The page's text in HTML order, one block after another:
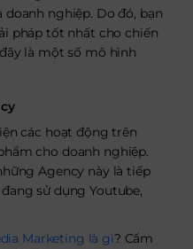
nghiệp. Do đó, bạn
pháp tốt nhất cho chiến
là một số mô hình
các hoạt động trên
cho doanh nghiệp.
Agency này là tiếp
sử dụng Youtube,
Marketing là gì? Cẩm